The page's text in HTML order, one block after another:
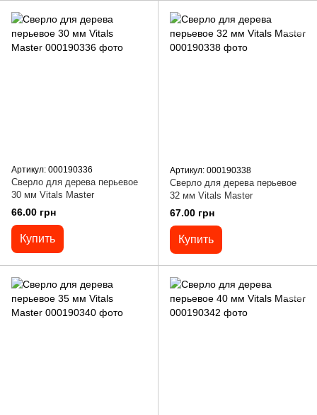
Артикул: 000190336
Сверло для дерева перьевое
30 мм Vitals Master
66.00 грн
Купить
Артикул: 000190338
Сверло для дерева перьевое
32 мм Vitals Master
67.00 грн
Купить